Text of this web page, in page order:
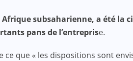
subsaharienne, a été la
pans de l’entreprise.
que « les dispositions sont